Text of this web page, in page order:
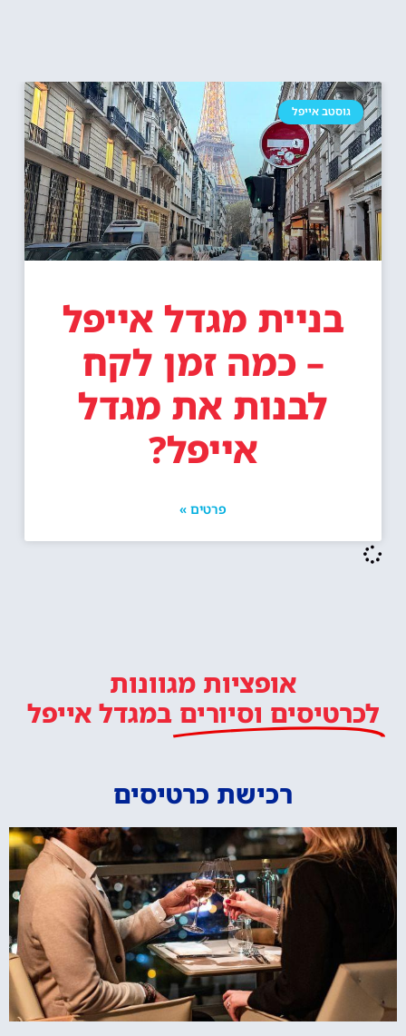
גוסטב אייפל
בניית מגדל אייפל
– כמה זמן לקח
לבנות את מגדל
אייפל?
פרטים »
אופציות מגוונות
לכרטיסים וסיורים במגדל אייפל
רכישת כרטיסים